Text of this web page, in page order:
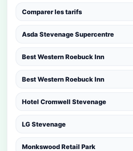
Comparer les tarifs
Asda Stevenage Supercentre
Best Western Roebuck Inn
Best Western Roebuck Inn
Hotel Cromwell Stevenage
LG Stevenage
Monkswood Retail Park